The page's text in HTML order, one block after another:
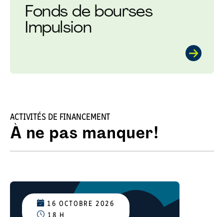
Fonds de bourses
Impulsion
ACTIVITÉS DE FINANCEMENT
À ne pas manquer!
16 OCTOBRE 2026
18 H